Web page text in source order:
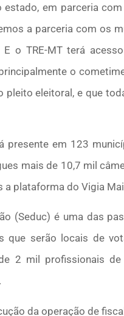
estado, em parceria
a parceria com os
o TRE-MT terá
o
pleito eleitoral, e que
presente em 123
mais de 10,7 mil
a plataforma do Vigia
(Seduc) é uma das
que serão locais de
2 mil profissionais
da operação de